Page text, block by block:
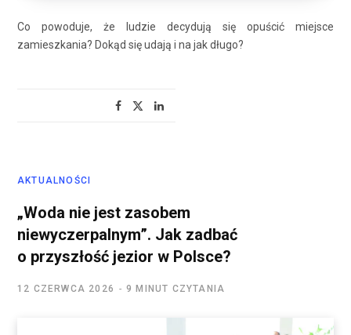
Co powoduje, że ludzie decydują się opuścić miejsce
zamieszkania? Dokąd się udają i na jak długo?
AKTUALNOŚCI
„Woda nie jest zasobem
niewyczerpalnym”. Jak zadbać
o przyszłość jezior w Polsce?
12 CZERWCA 2026 9 MINUT CZYTANIA